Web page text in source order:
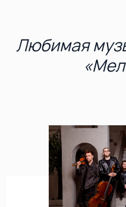
Любимая